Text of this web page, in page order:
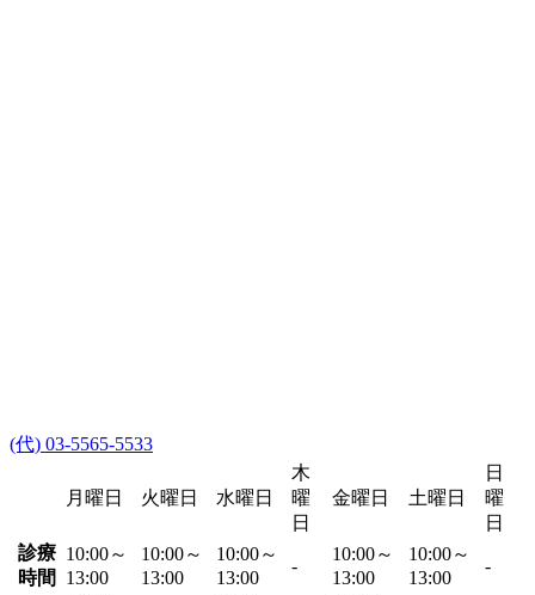
(代) 03-5565-5533
月曜日 火曜日 水曜日
木
曜
日
金曜日 土曜日
日
曜
日
診療
時間
10:00～
13:00
10:00～
13:00
10:00～
13:00
-
10:00～
13:00
10:00～
13:00
-